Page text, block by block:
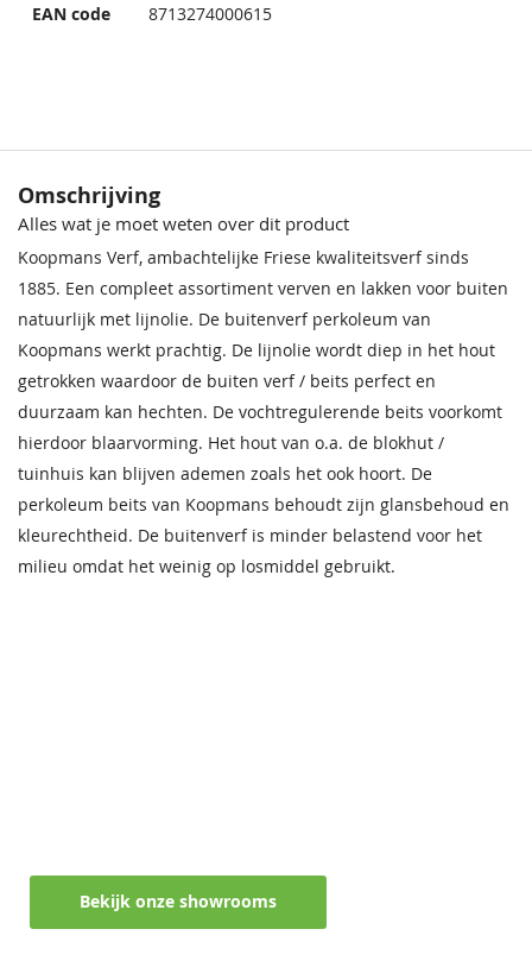
EAN code 8713274000615
Omschrijving
Alles wat je moet weten over dit product
Koopmans Verf, ambachtelijke Friese kwaliteitsverf sinds
1885. Een compleet assortiment verven en lakken voor buiten
natuurlijk met lijnolie. De buitenverf perkoleum van
Koopmans werkt prachtig. De lijnolie wordt diep in het hout
getrokken waardoor de buiten verf / beits perfect en
duurzaam kan hechten. De vochtregulerende beits voorkomt
hierdoor blaarvorming. Het hout van o.a. de blokhut /
tuinhuis kan blijven ademen zoals het ook hoort. De
perkoleum beits van Koopmans behoudt zijn glansbehoud en
kleurechtheid. De buitenverf is minder belastend voor het
milieu omdat het weinig op losmiddel gebruikt.
Bekijk onze showrooms